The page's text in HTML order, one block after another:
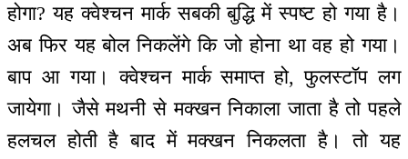
होगा? यह क्वेश्चन मार्क सबकी बुद्धि में स्पष्ट हो गया है।
अब फिर यह बोल निकलेंगे कि जो होना था वह हो गया।
बाप आ गया। क्वेश्चन मार्क समाप्त हो, फुलस्टॉप लग
जायेगा। जैसे मथनी से मक्खन निकाला जाता है तो पहले
हलचल होती है बाद में मक्खन निकलता है। तो यह